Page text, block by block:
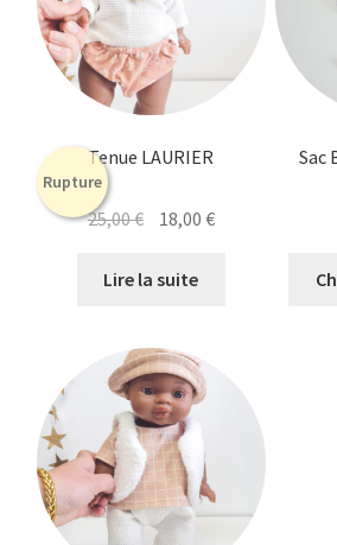
Rupture
Tenue LAURIER
25,00€ Le
initial
18,00 €Le
Lire la suite
Sac